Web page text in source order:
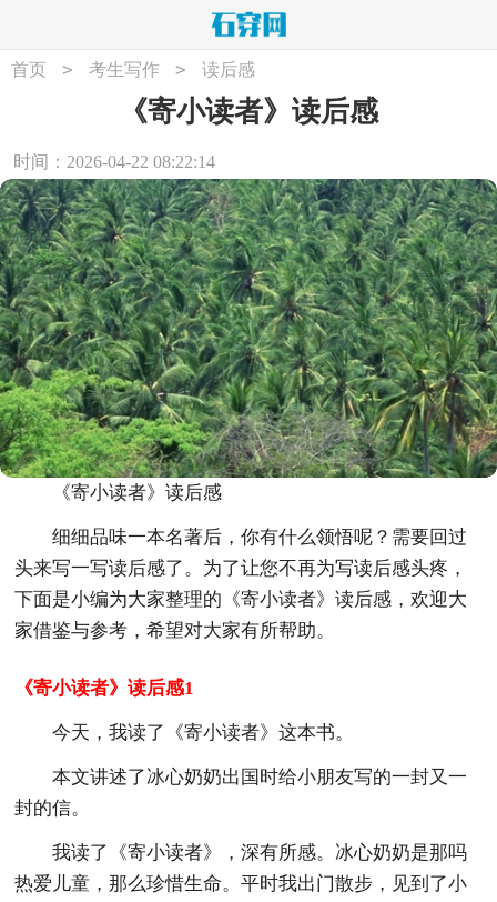
首页 > 考生写作 > 读后感
《寄小读者》读后感
时间：2026-04-22 08:22:14
《寄小读者》读后感
细细品味一本名著后，你有什么领悟呢？需要回过
头来写一写读后感了。为了让您不再为写读后感头疼，
下面是小编为大家整理的《寄小读者》读后感，欢迎大
家借鉴与参考，希望对大家有所帮助。
《寄小读者》读后感1
今天，我读了《寄小读者》这本书。
本文讲述了冰心奶奶出国时给小朋友写的一封又一
封的信。
我读了《寄小读者》，深有所感。冰心奶奶是那吗
热爱儿童，那么珍惜生命。平时我出门散步，见到了小